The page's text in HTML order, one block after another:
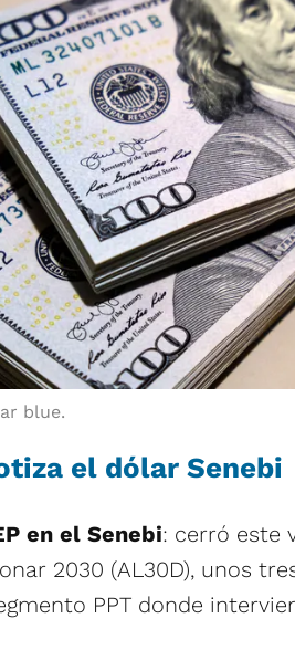
blue.
el dólar Senebi
en el Senebi: cerró este
2030 (AL30D), unos
PPT donde